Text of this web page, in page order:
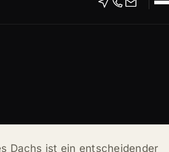
Dachs ist ein entscheidender